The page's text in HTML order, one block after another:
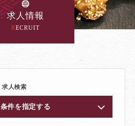
求人情報
RECRUIT
求人検索
条件を指定する